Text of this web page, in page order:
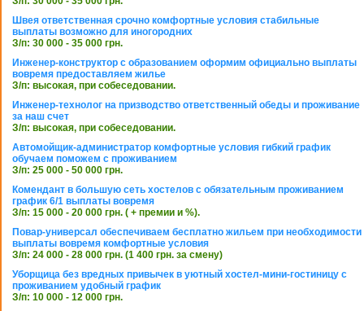
Швея ответственная срочно комфортные условия стабильные
выплаты возможно для иногородних
З/п: 30 000 - 35 000 грн.
Инженер-конструктор с образованием оформим официально выплаты
вовремя предоставляем жилье
З/п: высокая, при собеседовании.
Инженер-технолог на призводство ответственный обеды и проживание
за наш счет
З/п: высокая, при собеседовании.
Автомойщик-администратор комфортные условия гибкий график
обучаем поможем с проживанием
З/п: 25 000 - 50 000 грн.
Комендант в большую сеть хостелов с обязательным проживанием
график 6/1 выплаты вовремя
З/п: 15 000 - 20 000 грн. ( + премии и %).
Повар-универсал обеспечиваем бесплатно жильем при необходимости
выплаты вовремя комфортные условия
З/п: 24 000 - 28 000 грн. (1 400 грн. за смену)
Уборщица без вредных привычек в уютный хостел-мини-гостиницу с
проживанием удобный график
З/п: 10 000 - 12 000 грн.